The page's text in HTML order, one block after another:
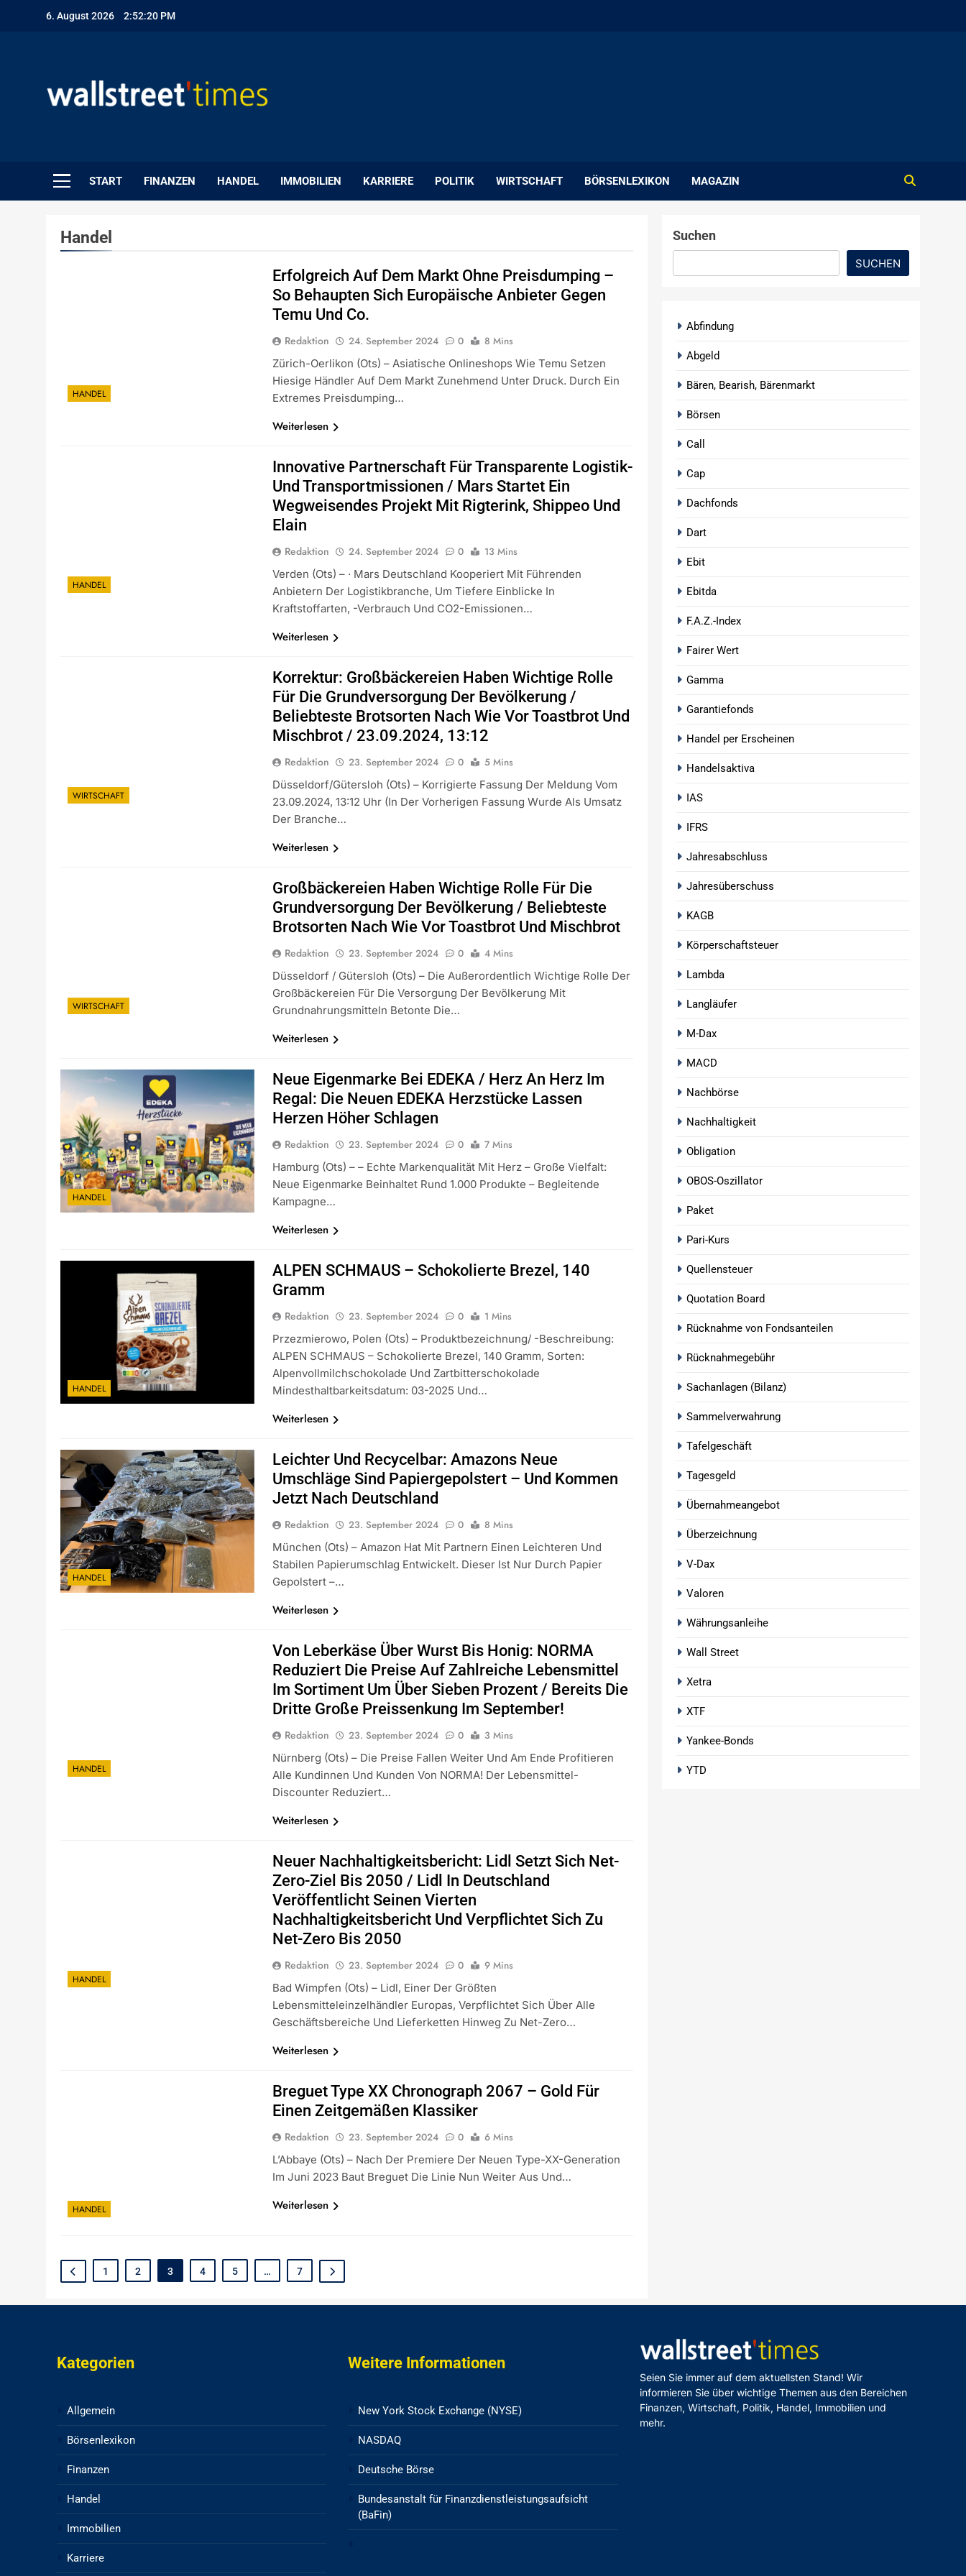
6. August 2026 2:52:21 PM
START FINANZEN HANDEL IMMOBILIEN KARRIERE POLITIK WIRTSCHAFT BÖRSENLEXIKON MAGAZIN
Handel
HANDEL
Erfolgreich Auf Dem Markt Ohne Preisdumping –
So Behaupten Sich Europäische Anbieter Gegen
Temu Und Co.
Redaktion 24. September 2024 0
8 Mins
Zürich-Oerlikon (ots) – Asiatische Onlineshops Wie Temu Setzen
Hiesige Händler Auf Dem Markt Zunehmend Unter Druck. Durch Ein
Extremes Preisdumping…
Weiterlesen
HANDEL
Innovative Partnerschaft Für Transparente Logistik-
Und Transportmissionen / Mars Startet Ein
Wegweisendes Projekt Mit Rigterink, Shippeo Und
Elain
Redaktion 24. September 2024 0
13 Mins
Verden (ots) – · Mars Deutschland Kooperiert Mit Führenden
Anbietern Der Logistikbranche, Um Tiefere Einblicke In
Kraftstoffarten, -verbrauch Und CO2-Emissionen…
Weiterlesen
WIRTSCHAFT
Korrektur: Großbäckereien Haben Wichtige Rolle
Für Die Grundversorgung Der Bevölkerung /
Beliebteste Brotsorten Nach Wie Vor Toastbrot Und
Mischbrot / 23.09.2024, 13:12
Redaktion 23. September 2024 0
5 Mins
Düsseldorf/Gütersloh (ots) – Korrigierte Fassung Der Meldung Vom
23.09.2024, 13:12 Uhr (In Der Vorherigen Fassung Wurde Als Umsatz
Der Branche…
Weiterlesen
WIRTSCHAFT
Großbäckereien Haben Wichtige Rolle Für Die
Grundversorgung Der Bevölkerung / Beliebteste
Brotsorten Nach Wie Vor Toastbrot Und Mischbrot
Redaktion 23. September 2024 0
4 Mins
Düsseldorf / Gütersloh (ots) – Die Außerordentlich Wichtige Rolle Der
Großbäckereien Für Die Versorgung Der Bevölkerung Mit
Grundnahrungsmitteln Betonte Die…
Weiterlesen
HANDEL
Neue Eigenmarke Bei EDEKA / Herz An Herz Im
Regal: Die Neuen EDEKA Herzstücke Lassen
Herzen Höher Schlagen
Redaktion 23. September 2024 0
7 Mins
Hamburg (ots) – – Echte Markenqualität Mit Herz – Große Vielfalt:
Neue Eigenmarke Beinhaltet Rund 1.000 Produkte – Begleitende
Kampagne…
Weiterlesen
HANDEL
ALPEN SCHMAUS – Schokolierte Brezel, 140
Gramm
Redaktion 23. September 2024 0
1 Mins
Przezmierowo, Polen (ots) – Produktbezeichnung/ -beschreibung:
ALPEN SCHMAUS – Schokolierte Brezel, 140 Gramm, Sorten:
Alpenvollmilchschokolade Und Zartbitterschokolade
Mindesthaltbarkeitsdatum: 03-2025 Und…
Weiterlesen
HANDEL
Leichter Und Recycelbar: Amazons Neue
Umschläge Sind Papiergepolstert – Und Kommen
Jetzt Nach Deutschland
Redaktion 23. September 2024 0
8 Mins
München (ots) – Amazon Hat Mit Partnern Einen Leichteren Und
Stabilen Papierumschlag Entwickelt. Dieser Ist Nur Durch Papier
Gepolstert –…
Weiterlesen
HANDEL
Von Leberkäse Über Wurst Bis Honig: NORMA
Reduziert Die Preise Auf Zahlreiche Lebensmittel
Im Sortiment Um Über Sieben Prozent / Bereits Die
Dritte Große Preissenkung Im September!
Redaktion 23. September 2024 0
3 Mins
Nürnberg (ots) – Die Preise Fallen Weiter Und Am Ende Profitieren
Alle Kundinnen Und Kunden Von NORMA! Der Lebensmittel-
Discounter Reduziert…
Weiterlesen
HANDEL
Neuer Nachhaltigkeitsbericht: Lidl Setzt Sich Net-
Zero-Ziel Bis 2050 / Lidl In Deutschland
Veröffentlicht Seinen Vierten
Nachhaltigkeitsbericht Und Verpflichtet Sich Zu
Net-Zero Bis 2050
Redaktion 23. September 2024 0
9 Mins
Bad Wimpfen (ots) – Lidl, Einer Der Größten
Lebensmitteleinzelhändler Europas, Verpflichtet Sich Über Alle
Geschäftsbereiche Und Lieferketten Hinweg Zu Net-Zero…
Weiterlesen
HANDEL
Breguet Type XX Chronograph 2067 – Gold Für
Einen Zeitgemäßen Klassiker
Redaktion 23. September 2024 0
6 Mins
L’Abbaye (ots) – Nach Der Premiere Der Neuen Type-XX-Generation
Im Juni 2023 Baut Breguet Die Linie Nun Weiter Aus Und…
Weiterlesen
1 2 3 4 5 … 7
Suchen
SUCHEN
Abfindung
Abgeld
Bären, Bearish, Bärenmarkt
Börsen
Call
Cap
Dachfonds
Dart
Ebit
Ebitda
F.A.Z.-Index
Fairer Wert
Gamma
Garantiefonds
Handel per Erscheinen
Handelsaktiva
IAS
IFRS
Jahresabschluss
Jahresüberschuss
KAGB
Körperschaftsteuer
Lambda
Langläufer
M-Dax
MACD
Nachbörse
Nachhaltigkeit
Obligation
OBOS-Oszillator
Paket
Pari-Kurs
Quellensteuer
Quotation Board
Rücknahme von Fondsanteilen
Rücknahmegebühr
Sachanlagen (Bilanz)
Sammelverwahrung
Tafelgeschäft
Tagesgeld
Übernahmeangebot
Überzeichnung
V-Dax
Valoren
Währungsanleihe
Wall Street
Xetra
XTF
Yankee-Bonds
YTD
Kategorien
Allgemein
Börsenlexikon
Finanzen
Handel
Immobilien
Karriere
Weitere Informationen
New York Stock Exchange (NYSE)
NASDAQ
Deutsche Börse
Bundesanstalt für Finanzdienstleistungsaufsicht
(BaFin)
Seien Sie immer auf dem aktuellsten Stand! Wir
informieren Sie über wichtige Themen aus den Bereichen
Finanzen, Wirtschaft, Politik, Handel, Immobilien und
mehr.